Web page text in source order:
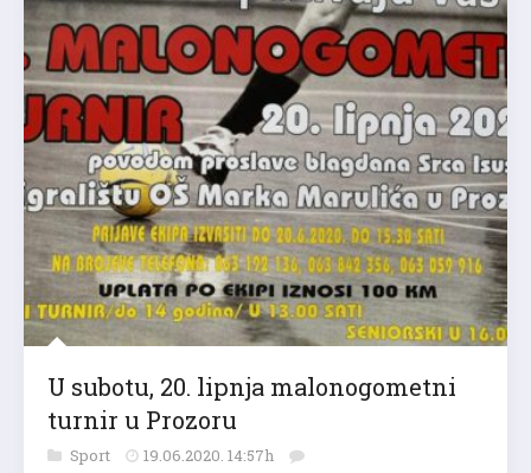
U subotu, 20. lipnja malonogometni
turnir u Prozoru
Sport 19.06.2020. 14:57h